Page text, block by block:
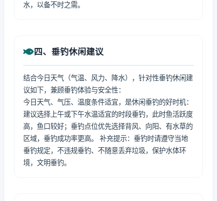
水，以备不时之需。
四、垂钓休闲建议
结合今日天气（气温、风力、降水），针对性垂钓休闲建
议如下，兼顾垂钓体验与安全性：
今日天气、气压、温度条件适宜，是休闲垂钓的好时机：
建议选择上午或下午水温适宜的时段垂钓，此时鱼活跃度
高，鱼口较好；垂钓点位优先选择背风、向阳、有水草的
区域，垂钓成功率更高。 补充提示：垂钓时请遵守当地
垂钓规定，不违规垂钓、不随意丢弃垃圾，保护水体环
境，文明垂钓。